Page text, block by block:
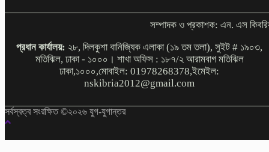
সম্পাদক ও প্রকাশক: এন. এস
প্রধান কার্যালয়: ২৮, দিলকুশা বানিজ্যিক এলাকা (১৯ তম তলা), সুইট # ১৯০৩,
মতিঝিল, ঢাকা - ১০০০। শাখা অফিস : ১৮৭/২ আরামবাগ মতিঝিল
ঢাকা,১০০০,মোবাইল: 01978268378,ইমেইল:
nskibria2012@gmail.com
সর্বস্বত্ব সংরক্ষিত ©২০২৬ যুগ-যুগান্তর